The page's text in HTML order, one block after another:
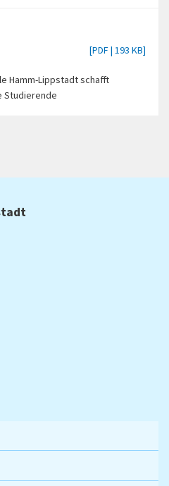
[PDF | 193 KB]
Hamm-Lippstadt schafft
Studierende